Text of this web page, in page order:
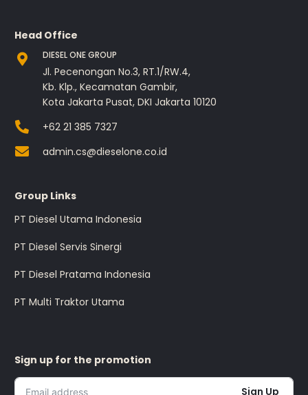
Head Office
DIESEL ONE GROUP
Jl. Pecenongan No.3, RT.1/RW.4,
Kb. Klp., Kecamatan Gambir,
Kota Jakarta Pusat, DKI Jakarta 10120
+62 21 385 7327
admin.cs@dieselone.co.id
Group Links
PT Diesel Utama Indonesia
PT Diesel Servis Sinergi
PT Diesel Pratama Indonesia
PT Multi Traktor Utama
Sign up for the promotion
Sign Up